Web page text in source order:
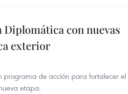
Diplomática con nuevas
exterior
programa de acción para fortalecer el
etapa.